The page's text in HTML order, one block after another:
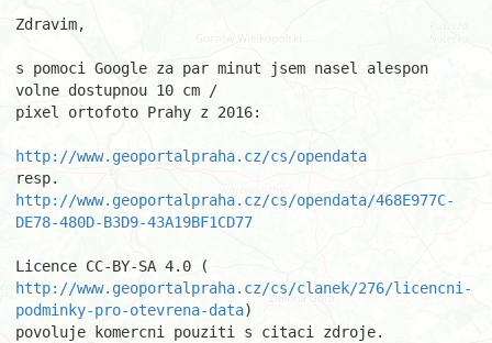
Zdravim,
s pomoci Google za par minut jsem nasel alespon
volne dostupnou 10 cm /
pixel ortofoto Prahy z 2016:
http://www.geoportalpraha.cz/cs/opendata
http://www.geoportalpraha.cz/cs/opendata/468E977C-
DE78-480D-B3D9-43A19BF1CD77
http://www.geoportalpraha.cz/cs/clanek/276/licencni-
podminky-pro-otevrena-data)
povoluje komercni pouziti s citaci zdroje.